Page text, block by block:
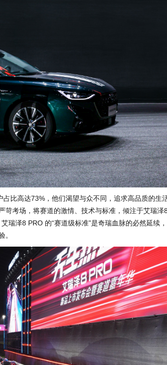
比高达73%，他们渴望与众不同，追求高品质的生
苛考场，将赛道的激情、技术与标准，倾注于艾瑞泽
瑞泽8 PRO 的“赛道级标准”是奇瑞血脉的必然延续
。